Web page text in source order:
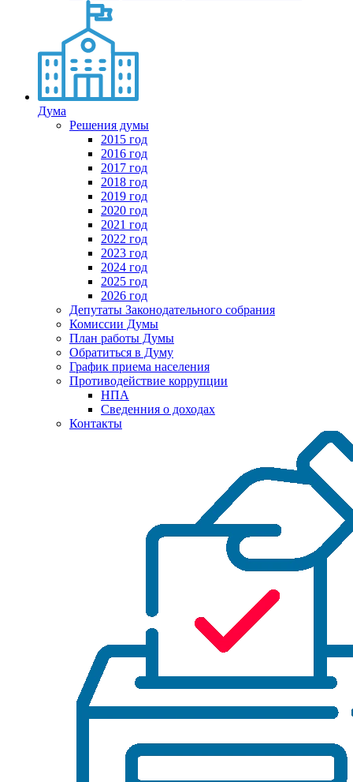
Дума
Решения думы
2015 год
2016 год
2017 год
2018 год
2019 год
2020 год
2021 год
2022 год
2023 год
2024 год
2025 год
2026 год
Депутаты Законодательного собрания
Комиссии Думы
План работы Думы
Обратиться в Думу
График приема населения
Противодействие коррупции
НПА
Сведенния о доходах
Контакты